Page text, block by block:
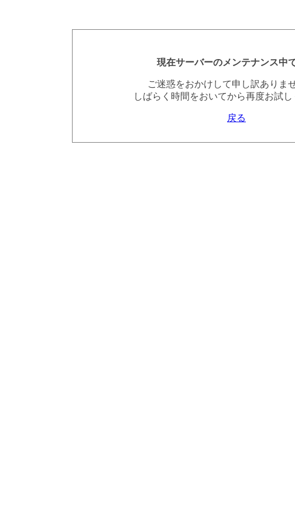
現在サーバーのメンテナンス中で
ご迷惑をおかけして申し訳ありま
しばらく時間をおいてから再度お試し
戻る